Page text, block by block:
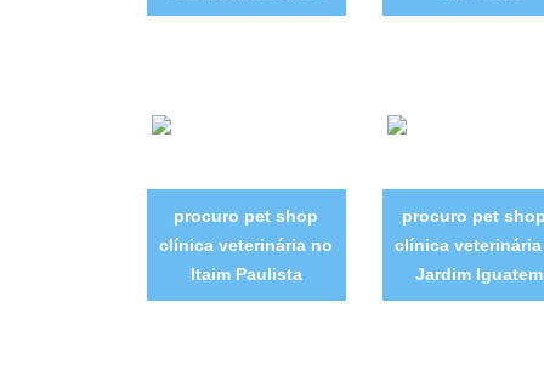
procuro pet shop
clínica veterinária no
Itaim Paulista
procuro pet
clínica
Jardim